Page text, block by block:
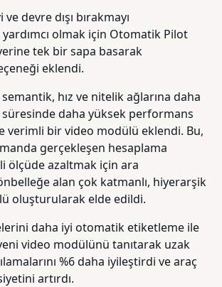
devre dışı bırakmayı
olmak için Otomatik Pilot
tek bir sapa basarak
eklendi.
hız ve nitelik ağlarına daha
daha yüksek performans
verimli bir video modülü eklendi. Bu,
gerçekleşen hesaplama
ölçüde azaltmak için ara
alan çok katmanlı, hiyerarşik
oluşturularak elde edildi.
daha iyi otomatik etiketleme ile
video modülünü tanıtarak uzak
%6 daha iyileştirdi ve araç
artırdı.